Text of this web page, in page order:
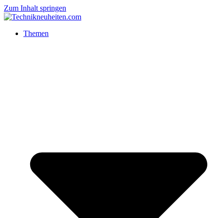
Zum Inhalt springen
Themen